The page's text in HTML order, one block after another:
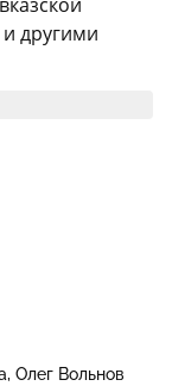
другими
Олег Вольнов